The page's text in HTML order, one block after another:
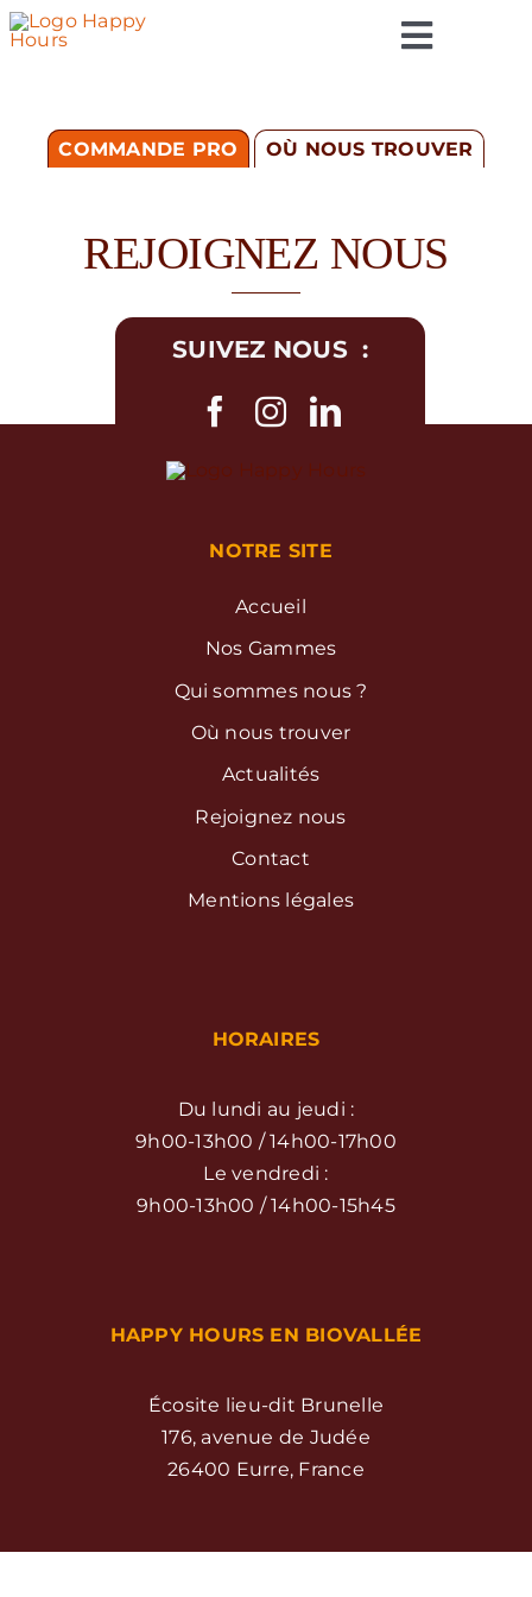
Passer
au
Toggle
COMMANDE PRO OÙ NOUS TROUVER
REJOIGNEZ NOUS
SUIVEZ NOUS :
NOTRE SITE
Accueil
Nos Gammes
Qui sommes nous ?
Où nous trouver
Actualités
Rejoignez nous
Contact
Mentions légales
HORAIRES
Du lundi au jeudi :
9h00-13h00 / 14h00-17h00
Le vendredi :
9h00-13h00 / 14h00-15h45
HAPPY HOURS EN BIOVALLÉE
Écosite lieu-dit Brunelle
176, avenue de Judée
26400 Eurre, France